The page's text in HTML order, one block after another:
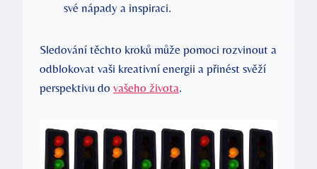
své nápady a inspiraci.
Sledování těchto kroků může pomoci rozvinout a
odblokovat‌ vaši kreativní energii a přinést svěží
perspektivu​ do vašeho​ života.